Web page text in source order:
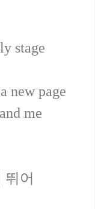
stage
new page
me
뛰어